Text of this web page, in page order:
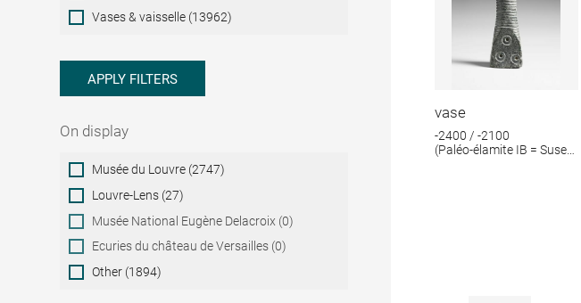
Vases & vaisselle (13962)
APPLY FILTERS
On display
On
display
Musée du Louvre (2747)
Louvre-Lens (27)
Musée National Eugène Delacroix (0)
Ecuries du château de Versailles (0)
Other (1894)
vase
-2400 / -2100
(Paléo-élamite IB = Suse